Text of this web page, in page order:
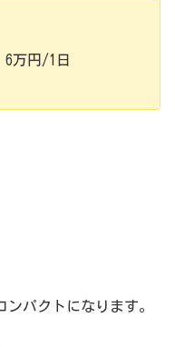
円/1日
パクトになります。